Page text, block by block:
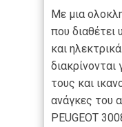
Με μια
που διαθέτει
και
τους και
ανάγκες του
PEUGEOT